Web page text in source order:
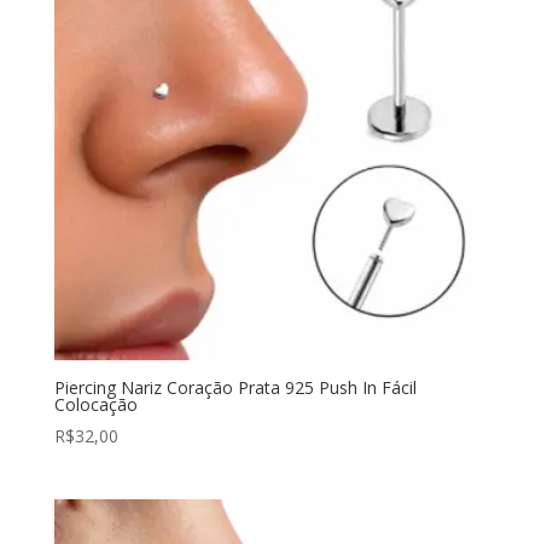
Piercing Nariz Coração Prata 925 Push In Fácil
Colocação
R$32,00